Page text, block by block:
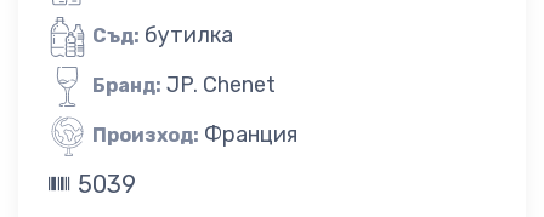
Съд: бутилка
Бранд: JP. Chenet
Произход: Франция
5039